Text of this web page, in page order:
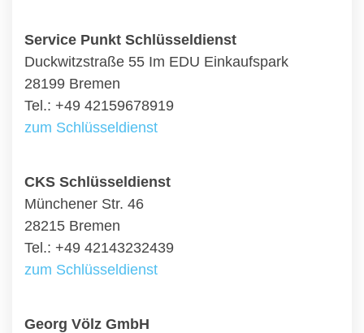
Service Punkt Schlüsseldienst
Duckwitzstraße 55 Im EDU Einkaufspark
28199 Bremen
Tel.: +49 42159678919
zum Schlüsseldienst
CKS Schlüsseldienst
Münchener Str. 46
28215 Bremen
Tel.: +49 42143232439
zum Schlüsseldienst
Georg Völz GmbH